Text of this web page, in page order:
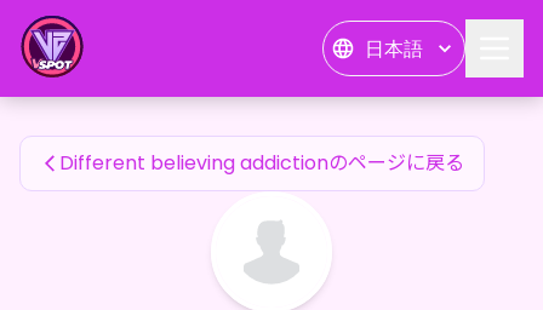
日本語
Different believing addictionのファンアイテム
Different believing addictionのページに戻る
Different believing addictionのファンアイテム — 24karat